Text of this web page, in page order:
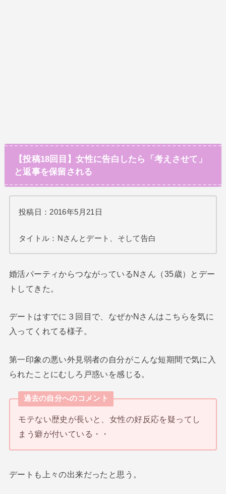
【投稿18回目】女性に告白したら「考えさせて」
と返事を保留される
投稿日：2016年5月21日
タイトル：Nさんとデート、そして告白
婚活パーティからつながっているNさん（35歳）とデー
トしてきた。
デートはすでに３回目で、なぜかNさんはこちらを気に
入ってくれてる様子。
第一印象の悪い外見弱者の自分がこんな短期間で気に入
られたことにむしろ戸惑いを感じる。
過去の自分へのコメント
モテない歴史が長いと、女性の好反応を疑ってし
まう癖が付いている・・
デートも上々の出来だったと思う。